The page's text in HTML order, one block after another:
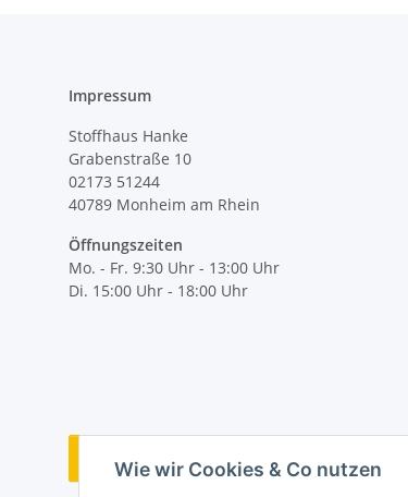
Wie wir Cookies & Co nutzen
Impressum
Stoffhaus Hanke
Grabenstraße 10
02173 51244
40789 Monheim am Rhein
Öffnungszeiten
Mo. - Fr. 9:30 Uhr - 13:00 Uhr
Di. 15:00 Uhr - 18:00 Uhr
Vertrag widerrufen